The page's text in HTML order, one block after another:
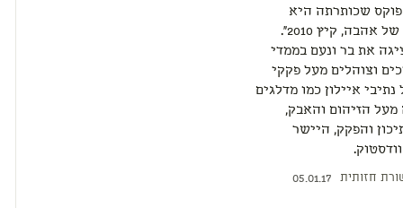
שכותרתה היא
"קולקציה של אהבה, קיץ 2010".
את בר ונעם בממדי
וצוהלים מעל פקקי
איילון כמו מדלגים
מעל הזיהום והאבק,
והפקק, היישר
חזותית 05.01.17